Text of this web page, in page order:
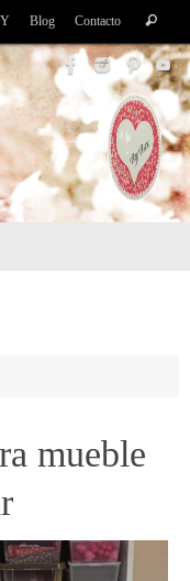
Blog Contacto Buscar
mueble